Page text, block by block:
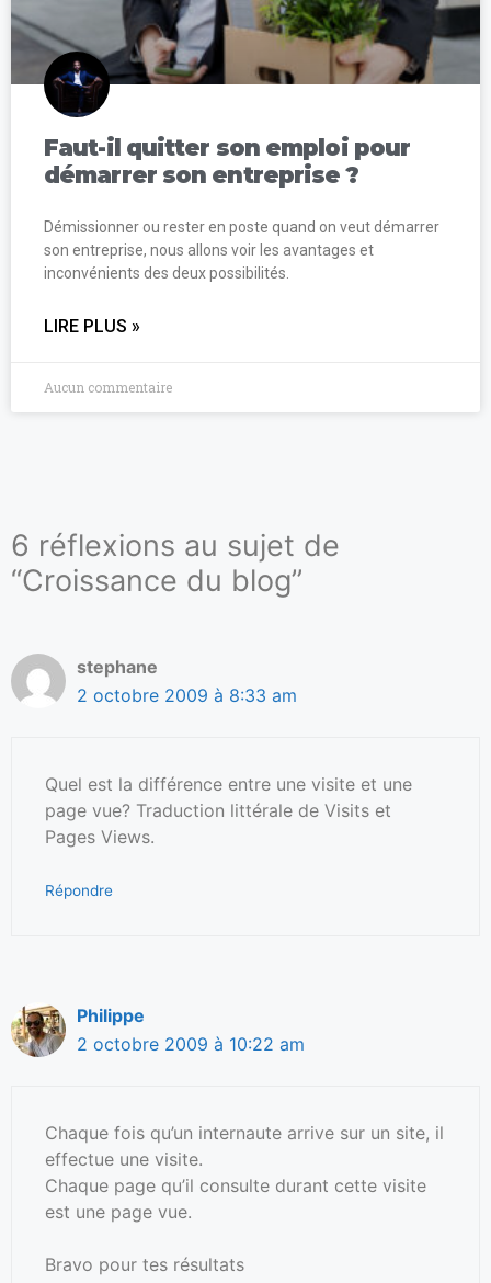
Faut-il quitter son emploi pour
démarrer son entreprise ?
Démissionner ou rester en poste quand on veut démarrer
son entreprise, nous allons voir les avantages et
inconvénients des deux possibilités.
LIRE PLUS »
Aucun commentaire
6 réflexions au sujet de
“Croissance du blog”
stephane
2 octobre 2009 à 8:33 am
Quel est la différence entre une visite et une
page vue? Traduction littérale de Visits et
Pages Views.
Répondre
Philippe
2 octobre 2009 à 10:22 am
Chaque fois qu’un internaute arrive sur un site, il
effectue une visite.
Chaque page qu’il consulte durant cette visite
est une page vue.
Bravo pour tes résultats